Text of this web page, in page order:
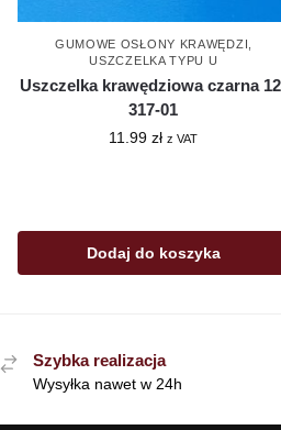
GUMOWE OSŁONY KRAWĘDZI
USZCZELKA TYPU U
Uszczelka krawędziowa czarna
317-01
11.99zł z VAT
Dodaj do koszyka
Szybka realizacja
Wysyłka nawet w 24h